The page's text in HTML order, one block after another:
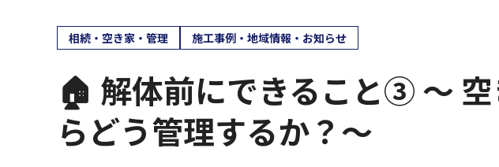
相続・空き家・管理 施工事例・地域情報・お知らせ
🏠 解体前にできること③ ～
らどう管理するか？～